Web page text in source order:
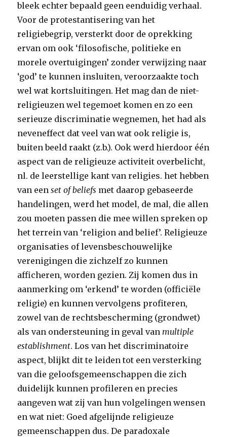
bleek echter bepaald geen eenduidig verhaal.
Voor de protestantisering van het
religiebegrip, versterkt door de oprekking
ervan om ook ‘filosofische, politieke en
morele overtuigingen’ zonder verwijzing naar
‘god’ te kunnen insluiten, veroorzaakte toch
wel wat kortsluitingen. Het mag dan de niet-
religieuzen wel tegemoet komen en zo een
serieuze discriminatie wegnemen, het had als
neveneffect dat veel van wat ook religie is,
buiten beeld raakt (z.b.). Ook werd hierdoor één
aspect van de religieuze activiteit overbelicht,
nl. de leerstellige kant van religies. het hebben
van eenset of beliefs met daarop gebaseerde
handelingen, werd het model, de mal, die allen
zou moeten passen die mee willen spreken op
het terrein van ‘religion and belief’. Religieuze
organisaties of levensbeschouwelijke
verenigingen die zichzelf zo kunnen
afficheren, worden gezien. Zij komen dus in
aanmerking om ‘erkend’ te worden (officiële
religie) en kunnen vervolgens profiteren,
zowel van de rechtsbescherming (grondwet)
als van ondersteuning in geval vanmultiple
establishment. Los van het discriminatoire
aspect, blijkt dit te leiden tot een versterking
van die geloofsgemeenschappen die zich
duidelijk kunnen profileren en precies
aangeven wat zij van hun volgelingen wensen
en wat niet: Goed afgelijnde religieuze
gemeenschappen dus. De paradoxale